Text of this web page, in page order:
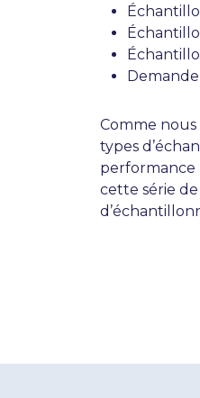
Comme
types
performance
cette série